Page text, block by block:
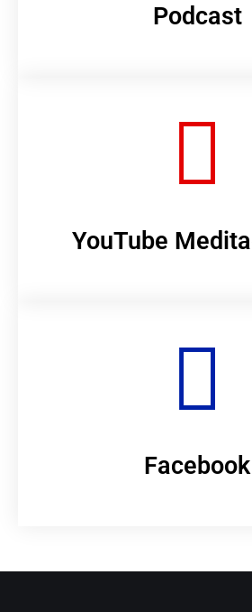
Podcast
YouTube
Facebook